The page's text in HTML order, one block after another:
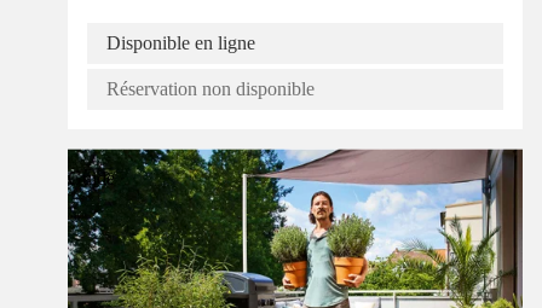
Disponible en ligne
Réservation non disponible
Guide